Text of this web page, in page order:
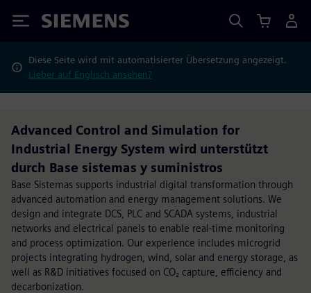
Siemens
Diese Seite wird mit automatisierter Übersetzung angezeigt.
Lieber auf Englisch ansehen?
Advanced Control and Simulation for
Industrial Energy System wird unterstützt
durch Base sistemas y suministros
Base Sistemas supports industrial digital transformation through
advanced automation and energy management solutions. We
design and integrate DCS, PLC and SCADA systems, industrial
networks and electrical panels to enable real-time monitoring
and process optimization. Our experience includes microgrid
projects integrating hydrogen, wind, solar and energy storage, as
well as R&D initiatives focused on CO₂ capture, efficiency and
decarbonization.